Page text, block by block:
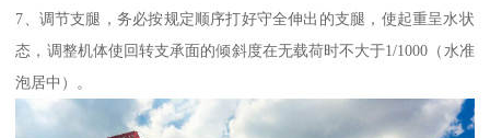
7、调节支腿，务必按规定顺序打好守全伸出的支腿，使起重呈水状
态，调整机体使回转支承面的倾斜度在无载荷时不大于1/1000（水准
泡居中）。